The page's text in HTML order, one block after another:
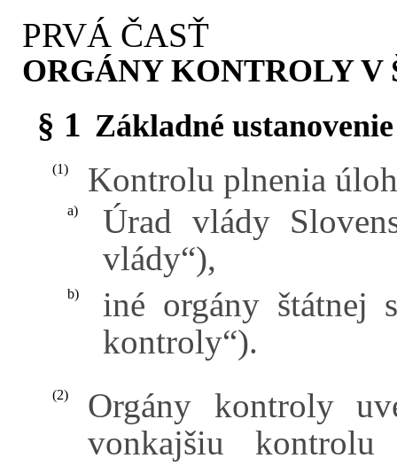
PRVÁ ČASŤ
ORGÁNY KONTROLY V
§ 1 Základné ustanovenie
(1) Kontrolu plnenia
a)
Úrad vlády
vlády“),
b)
iné orgány štátnej
kontroly“).
(2)
Orgány kontroly
vonkajšiu